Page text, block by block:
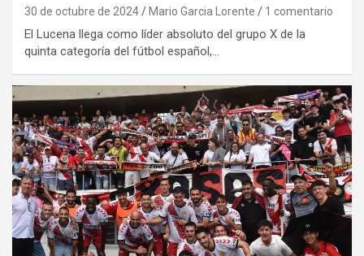
30 de octubre de 2024 Mario Garcia Lorente 1 comentario
El Lucena llega como líder absoluto del grupo X de la
quinta categoría del fútbol español,…